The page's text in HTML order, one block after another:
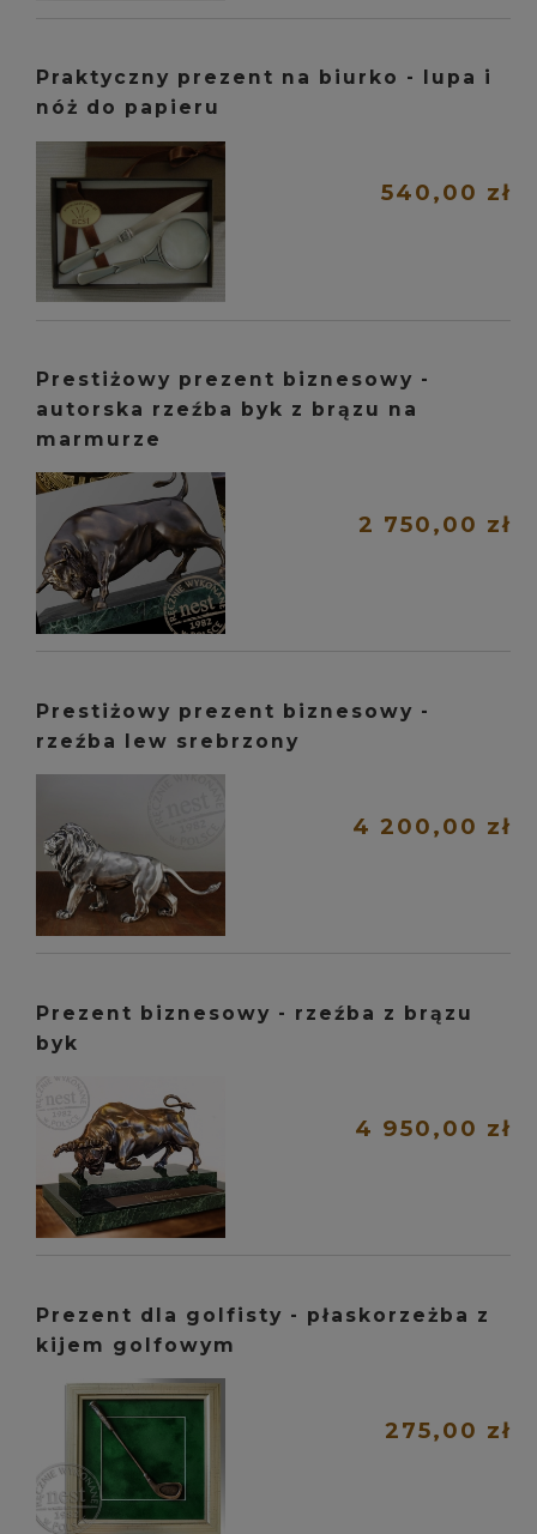
Praktyczny prezent na biurko - lupa i
nóż do papieru
540,00 zł
Prestiżowy prezent biznesowy -
autorska rzeźba byk z brązu na
marmurze
2 750,00 zł
Prestiżowy prezent biznesowy -
rzeźba lew srebrzony
4 200,00 zł
Prezent biznesowy - rzeźba z brązu
byk
4 950,00 zł
Prezent dla golfisty - płaskorzeżba z
kijem golfowym
275,00 zł